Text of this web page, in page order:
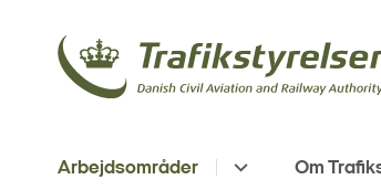
Arbejdsområder Om